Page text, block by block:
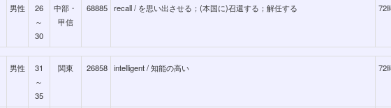
男性
26
～
30
中部・
甲信
68885 recall / を思い出させる；(本国に)召還する；解任する 72
男性
31
～
35
関東 26858 intelligent / 知能の高い 72